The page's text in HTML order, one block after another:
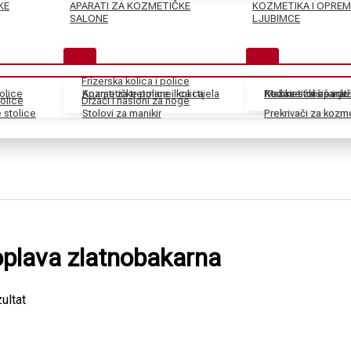
Frizerska kolica i police
Držači i nasloni za noge
stolice
Kozmetičke police i kolica
Stolovi za manikir
Pedikir stolice i
Prekrivači za
APARATI ZA KOZMETIČKE
SALONE
Aparati za tretmane lica i tijela Kozmetički
KOZMETIKA I
LJUBIMCE
Makaze za šišanje
zlatnobakarna